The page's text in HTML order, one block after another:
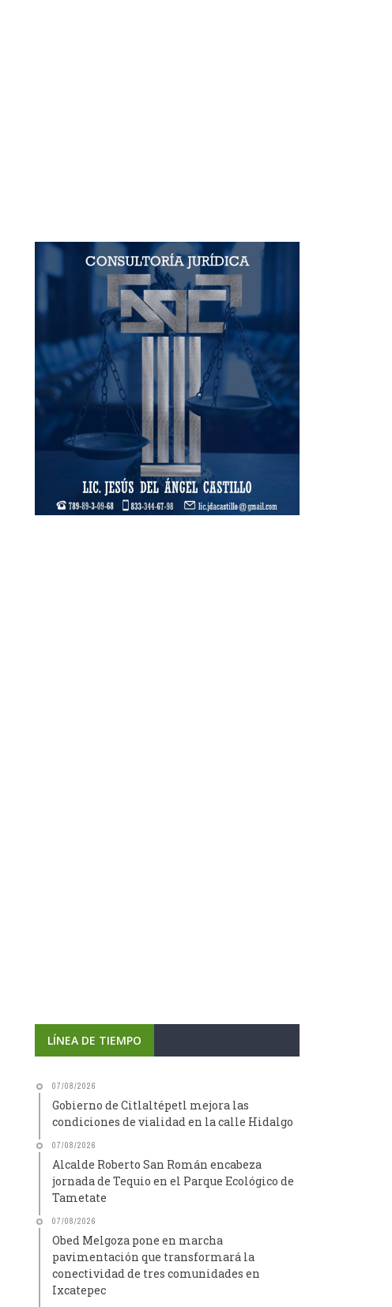
LÍNEA DE TIEMPO
07/08/2026
Gobierno de Citlaltépetl mejora las
condiciones de vialidad en la calle Hidalgo
07/08/2026
Alcalde Roberto San Román encabeza
jornada de Tequio en el Parque Ecológico de
Tametate
07/08/2026
Obed Melgoza pone en marcha
pavimentación que transformará la
conectividad de tres comunidades en
Ixcatepec